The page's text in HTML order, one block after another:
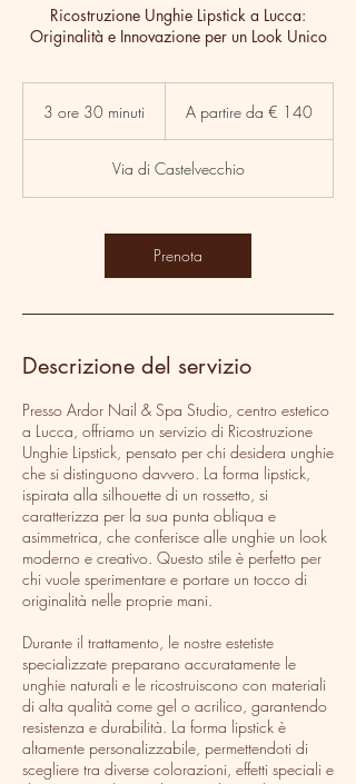
Ricostruzione Unghie Lipstick a Lucca:
Originalità e Innovazione per un Look Unico
3 ore 30 minuti
e
3
m
n
140
A partire da € 140
Via di Castelvecchio
Prenota
Descrizione del servizio
Presso Ardor Nail & Spa Studio, centro estetico
a Lucca, offriamo un servizio di Ricostruzione
Unghie Lipstick, pensato per chi desidera unghie
che si distinguono davvero. La forma lipstick,
ispirata alla silhouette di un rossetto, si
caratterizza per la sua punta obliqua e
asimmetrica, che conferisce alle unghie un look
moderno e creativo. Questo stile è perfetto per
chi vuole sperimentare e portare un tocco di
originalità nelle proprie mani.
Durante il trattamento, le nostre estetiste
specializzate preparano accuratamente le
unghie naturali e le ricostruiscono con materiali
di alta qualità come gel o acrilico, garantendo
resistenza e durabilità. La forma lipstick è
altamente personalizzabile, permettendoti di
scegliere tra diverse colorazioni, effetti speciali e